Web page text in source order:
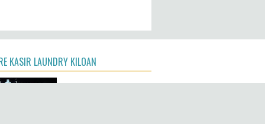
KASIR LAUNDRY KILOAN